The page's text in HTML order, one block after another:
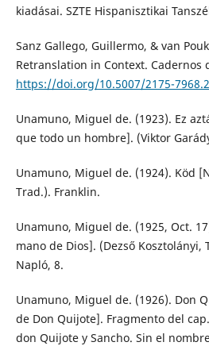
kiadásai. SZTE Hispanisztikai
Sanz Gallego, Guillermo, & van
Retranslation in Context. Cadernos
https://doi.org/10.5007/2175-
Unamuno, Miguel de. (1923). Ez
que todo un hombre]. (Viktor
Unamuno, Miguel de. (1924). Köd
Trad.). Franklin.
Unamuno, Miguel de. (1925, Oct.
mano de Dios]. (Dezső Kosztolányi,
Napló, 8.
Unamuno, Miguel de. (1926). Don
de Don Quijote]. Fragmento del
don Quijote y Sancho. Sin el